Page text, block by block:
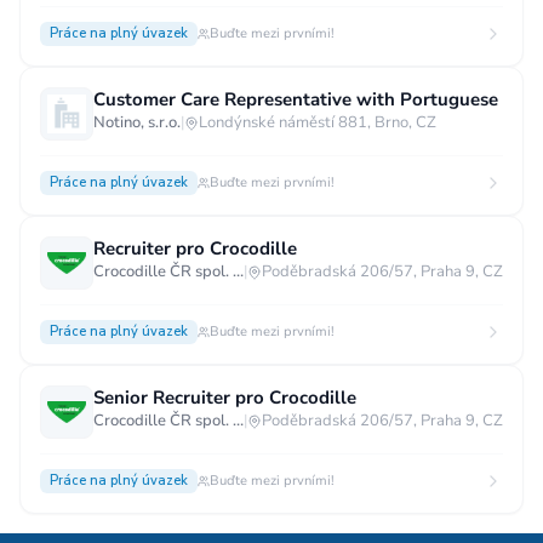
Práce na plný úvazek Buďte mezi prvními!
Customer Care Representative with Portuguese
Notino, s.r.o.| Londýnské náměstí 881, Brno, CZ
Práce na plný úvazek Buďte mezi prvními!
Recruiter pro Crocodille
Crocodille ČR spol. s.r.o.| Poděbradská 206/57, Praha 9, CZ
Práce na plný úvazek Buďte mezi prvními!
Senior Recruiter pro Crocodille
Crocodille ČR spol. s.r.o.| Poděbradská 206/57, Praha 9, CZ
Práce na plný úvazek Buďte mezi prvními!